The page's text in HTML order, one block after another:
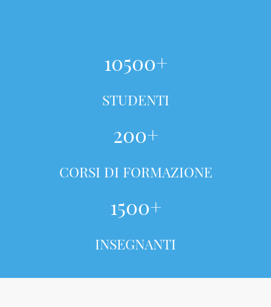
10500+
STUDENTI
200+
CORSI DI FORMAZIONE
1500+
INSEGNANTI